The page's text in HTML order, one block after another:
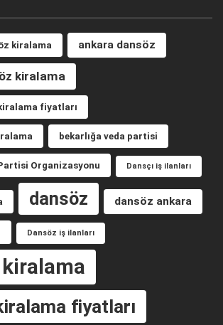
kiralama ankara dansöz
kiralama
fiyatları
bekarlığa veda partisi
Organizasyonu Dansçı iş ilanları
dansöz dansöz ankara
Dansöz iş ilanları
fiyatları